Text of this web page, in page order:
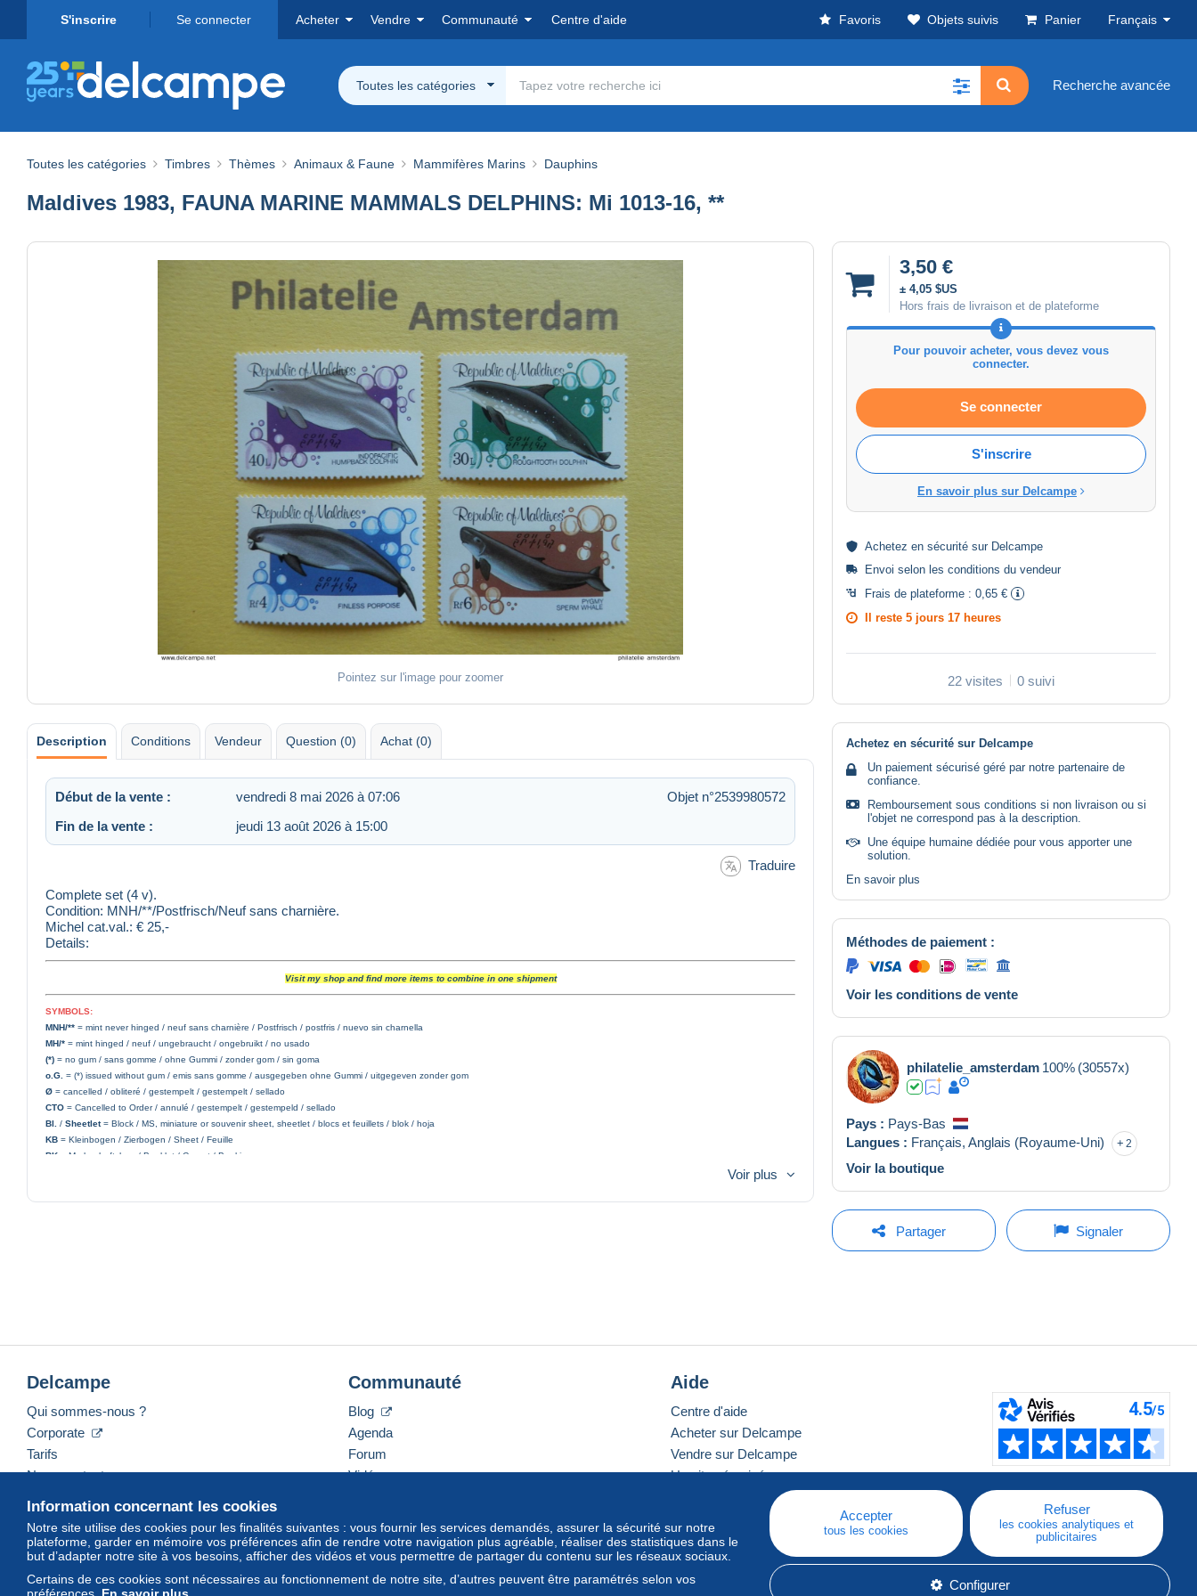
S'inscrire Se connecter Acheter Vendre Communauté Centre d'aide Favoris Objets suivis Panier Français
Toutes les catégories Recherche avancée
Toutes les catégories Timbres Thèmes Animaux & Faune Mammifères Marins Dauphins
Maldives 1983, FAUNA MARINE MAMMALS DELPHINS: Mi 1013-16, **
Pointez sur l'image pour zoomer
3,50 €
± 4,05 $US
Hors frais de livraison et de plateforme
Pour pouvoir acheter, vous devez vous
connecter.
Se connecter
S'inscrire
En savoir plus sur Delcampe
Achetez en sécurité sur Delcampe
Envoi selon les conditions du vendeur
Frais de plateforme : 0,65 €
Il reste 5 jours 17 heures
22 visites 0 suivi
Description Conditions Vendeur Question (0) Achat (0)
Début de la vente : vendredi 8 mai 2026 à 07:06
Objet n°2539980572
Fin de la vente :
jeudi 13 août 2026 à 15:00
Traduire
Complete set (4 v).
Condition: MNH/**/Postfrisch/Neuf sans charnière.
Michel cat.val.: € 25,-
Details:
Visit my shop and find more items to combine in one shipment
SYMBOLS:
MNH/** = mint never hinged / neuf sans charnière / Postfrisch / postfris / nuevo sin charnella
MH/* = mint hinged / neuf / ungebraucht / ongebruikt / no usado
(*) = no gum / sans gomme / ohne Gummi / zonder gom / sin goma
o.G. = (*) issued without gum / emis sans gomme / ausgegeben ohne Gummi / uitgegeven zonder gom
Ø = cancelled / obliteré / gestempelt / gestempelt / sellado
CTO = Cancelled to Order / annulé / gestempelt / gestempeld / sellado
Bl. / Sheetlet= Block / MS, miniature or souvenir sheet, sheetlet / blocs et feuillets / blok / hoja
KB = Kleinbogen / Zierbogen / Sheet / Feuille
BK = Markenheftchen / Booklet / Carnet / Boekje
Voir plus
Achetez en sécurité sur Delcampe
Un paiement sécurisé géré par notre partenaire de
confiance.
Remboursement sous conditions si non livraison ou si
l'objet ne correspond pas à la description.
Une équipe humaine dédiée pour vous apporter une
solution.
En savoir plus
Méthodes de paiement :
Voir les conditions de vente
philatelie_amsterdam 100% (30557x)
Pays : Pays-Bas
Langues : Français, Anglais (Royaume-Uni) 2
Voir la boutique
Partager Signaler
Information concernant les cookies
Notre site utilise des cookies pour les finalités suivantes : vous fournir les services demandés, assurer la sécurité sur notre
plateforme, garder en mémoire vos préférences afin de rendre votre navigation plus agréable, réaliser des statistiques dans le
but d’adapter notre site à vos besoins, afficher des vidéos et vous permettre de partager du contenu sur les réseaux sociaux.
Certains de ces cookies sont nécessaires au fonctionnement de notre site, d’autres peuvent être paramétrés selon vos
préférences. En savoir plus
Accepter
tous les cookies
Refuser
les cookies analytiques et
publicitaires
Configurer
Delcampe
Qui sommes-nous ?
Corporate
Tarifs
Nous contacter
Communauté
Blog
Agenda
Forum
Vidéos
Aide
Centre d'aide
Acheter sur Delcampe
Vendre sur Delcampe
Un site sécurisé
Français USD America/Indiana/Vevay Mode standard